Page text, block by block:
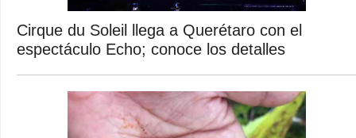
Cirque du Soleil llega a Querétaro con el
espectáculo Echo; conoce los detalles